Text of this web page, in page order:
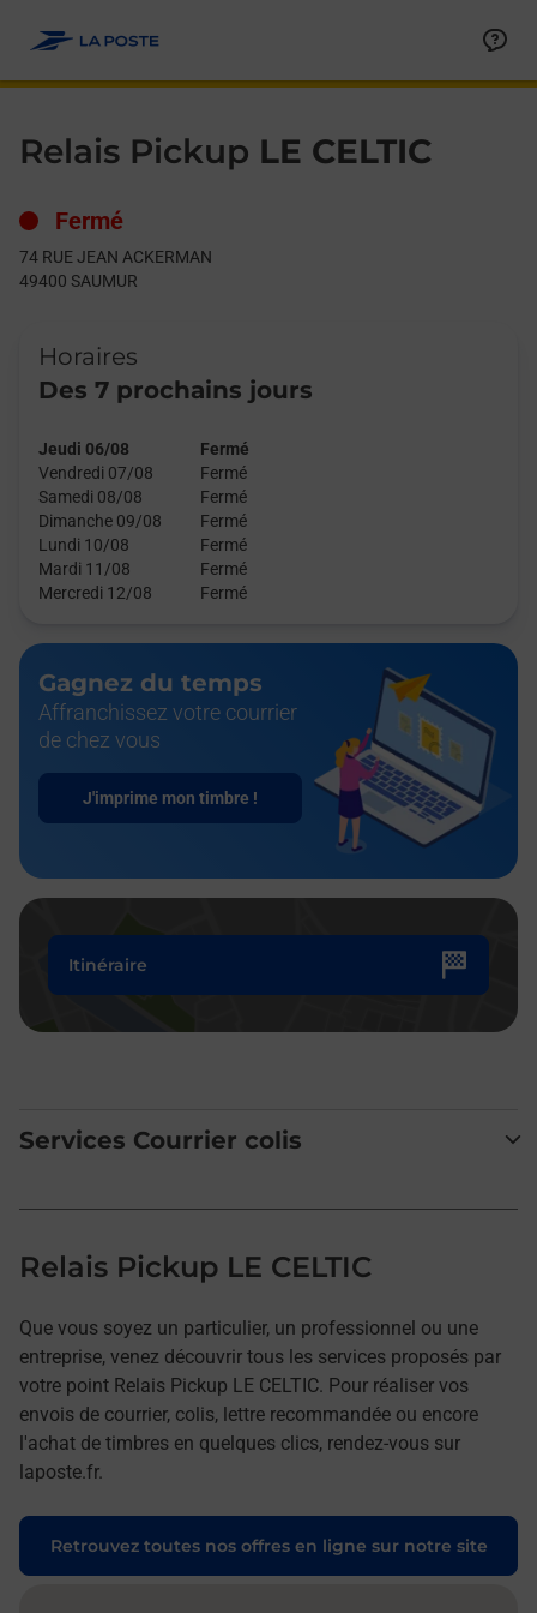
Relais Pickup LE CELTIC
Fermé
74 RUE JEAN ACKERMAN
49400 SAUMUR
Horaires
Des 7 prochains jours
Jeudi 06/08
Fermé
Vendredi 07/08
Fermé
Samedi 08/08
Fermé
Dimanche 09/08
Fermé
Lundi 10/08
Fermé
Mardi 11/08
Fermé
Mercredi 12/08
Fermé
Gagnez du temps
Affranchissez votre courrier
de chez vous
J'imprime mon timbre !
Itinéraire
Services Courrier colis
Relais Pickup LE CELTIC
Que vous soyez un particulier, un professionnel ou une
entreprise, venez découvrir tous les services proposés par
votre point Relais Pickup LE CELTIC. Pour réaliser vos
envois de courrier, colis, lettre recommandée ou encore
l'achat de timbres en quelques clics, rendez-vous sur
laposte.fr.
Retrouvez toutes nos offres en ligne sur notre site